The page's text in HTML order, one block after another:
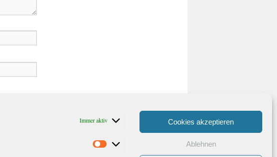
Immer aktiv
Statistiken
Cookies akzeptieren
Ablehnen